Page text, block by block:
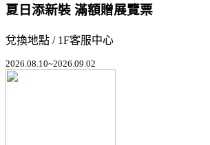
夏日添新裝 滿額贈展覽票
兌換地點 / 1F客服中心
2026.08.10~2026.09.02